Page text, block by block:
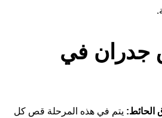
جدران في
الحائط: يتم في هذه المرحلة قص كل